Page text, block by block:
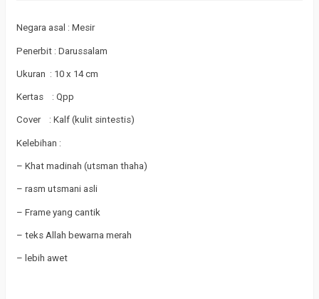
Negara asal : Mesir
Penerbit : Darussalam
Ukuran : 10 x 14 cm
Kertas : Qpp
Cover : Kalf (kulit sintestis)
Kelebihan :
– Khat madinah (utsman thaha)
– rasm utsmani asli
– Frame yang cantik
– teks Allah bewarna merah
– lebih awet